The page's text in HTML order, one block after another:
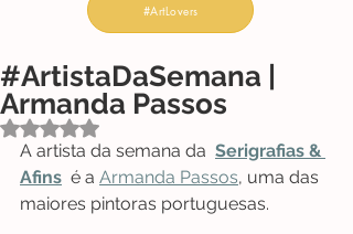
#ArtLovers
#ArtistaDaSemana |
Armanda Passos
Avaliado com NaN de 5 estrelas.
A artista da semana da Serigrafias &
Afins é a Armanda Passos, uma das
maiores pintoras portuguesas.